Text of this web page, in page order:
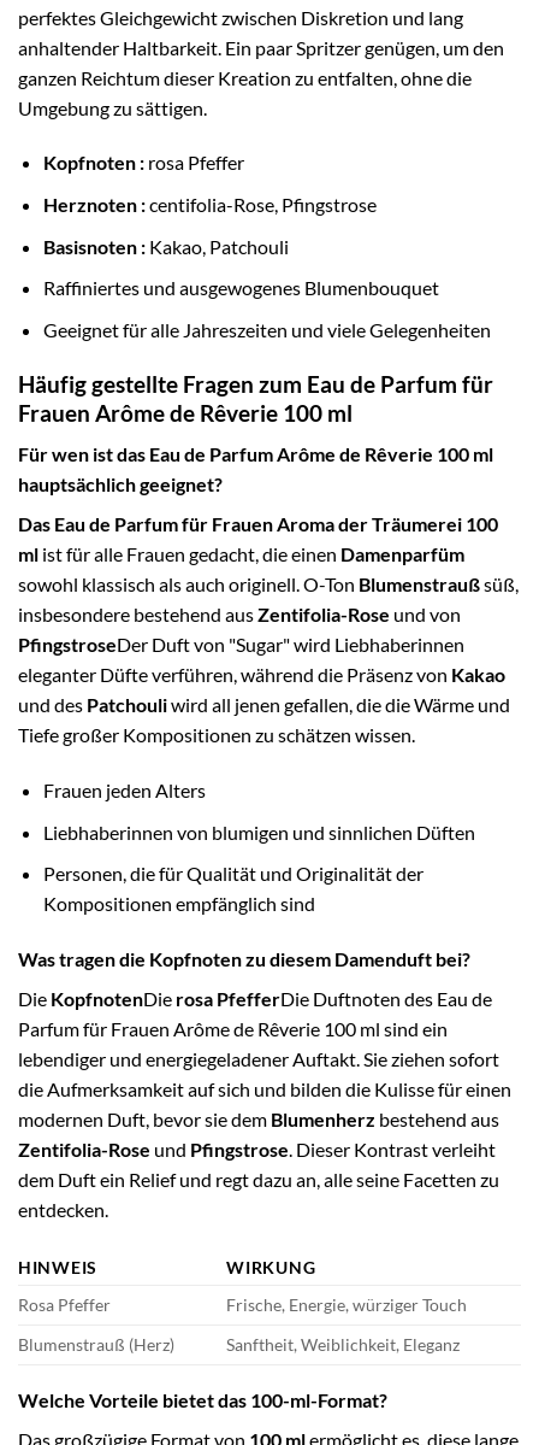
perfektes Gleichgewicht zwischen Diskretion und lang
anhaltender Haltbarkeit. Ein paar Spritzer genügen, um den
ganzen Reichtum dieser Kreation zu entfalten, ohne die
Umgebung zu sättigen.
Kopfnoten :rosa Pfeffer
Herznoten :centifolia-Rose, Pfingstrose
Basisnoten :Kakao, Patchouli
Raffiniertes und ausgewogenes Blumenbouquet
Geeignet für alle Jahreszeiten und viele Gelegenheiten
Häufig gestellte Fragen zum Eau de Parfum für
Frauen Arôme de Rêverie 100 ml
Für wen ist das Eau de Parfum Arôme de Rêverie 100 ml
hauptsächlich geeignet?
Das Eau de Parfum für Frauen Aroma der Träumerei 100
ml ist für alle Frauen gedacht, die einen Damenparfüm
sowohl klassisch als auch originell. O-Ton Blumenstraußsüß,
insbesondere bestehend ausZentifolia-Rose und von
PfingstroseDer Duft von "Sugar" wird Liebhaberinnen
eleganter Düfte verführen, während die Präsenz von Kakao
und des Patchouliwird all jenen gefallen, die die Wärme und
Tiefe großer Kompositionen zu schätzen wissen.
Frauen jeden Alters
Liebhaberinnen von blumigen und sinnlichen Düften
Personen, die für Qualität und Originalität der
Kompositionen empfänglich sind
Was tragen die Kopfnoten zu diesem Damenduft bei?
Die KopfnotenDie rosa PfefferDie Duftnoten des Eau de
Parfum für Frauen Arôme de Rêverie 100 ml sind ein
lebendiger und energiegeladener Auftakt. Sie ziehen sofort
die Aufmerksamkeit auf sich und bilden die Kulisse für einen
modernen Duft, bevor sie dem Blumenherz bestehend aus
Zentifolia-Rose und Pfingstrose. Dieser Kontrast verleiht
dem Duft ein Relief und regt dazu an, alle seine Facetten zu
entdecken.
HINWEIS
WIRKUNG
Rosa Pfeffer
Frische, Energie, würziger Touch
Blumenstrauß (Herz)
Sanftheit, Weiblichkeit, Eleganz
Welche Vorteile bietet das 100-ml-Format?
Das großzügige Format von 100 mlermöglicht es, diese lange